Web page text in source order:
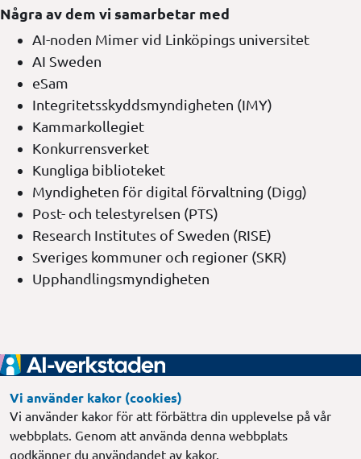
Vi använder kakor (cookies)
Vi använder kakor för att förbättra din upplevelse på vår
webbplats. Genom att använda denna webbplats
godkänner du användandet av kakor.
Några av dem vi samarbetar med
AI-noden Mimer vid Linköpings universitet
AI Sweden
eSam
Integritetsskyddsmyndigheten (IMY)
Kammarkollegiet
Konkurrensverket
Kungliga biblioteket
Myndigheten för digital förvaltning (Digg)
Post- och telestyrelsen (PTS)
Research Institutes of Sweden (RISE)
Sveriges kommuner och regioner (SKR)
Upphandlingsmyndigheten
Sidfot
Gemensamt regeringsuppdrag
Försäkringskassan
Länk till annan webbplats,